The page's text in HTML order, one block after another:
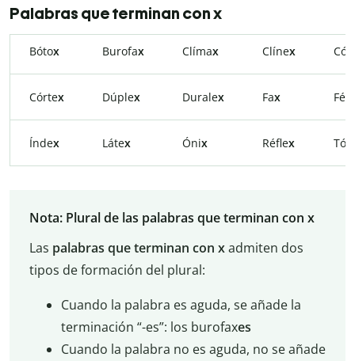
Palabras que terminan con x
Bótox Burofax Clímax Clínex
Córtex Dúplex Duralex Fax Féni
Índex Látex Ónix Réflex
Nota: Plural de las palabras que terminan con x
Las palabras que terminan con xadmiten dos
tipos de formación del plural:
Cuando la palabra es aguda, se añade la
terminación “-es”: los burofaxes
Cuando la palabra no es aguda, no se añade